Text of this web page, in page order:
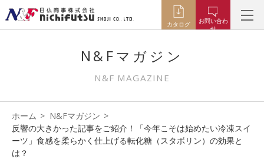
カタログ
お問い合わ
せ
N&Fマガジン
N&F MAGAZINE
ホーム
N&Fマガジン
反響の大きかった記事をご紹介！「今年こそは始めたい冷凍スイ
ーツ」食感を柔らかく仕上げる転化糖（スタボリン）の効果と
は？